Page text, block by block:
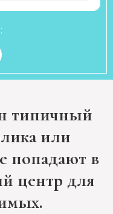
типичный
или
попадают в
центр для